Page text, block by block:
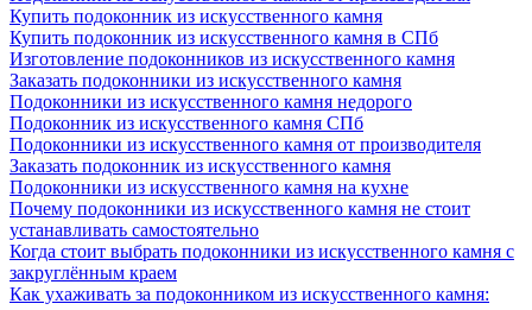
Купить подоконник из искусственного камня
Купить подоконник из искусственного камня в СПб
Изготовление подоконников из искусственного камня
Заказать подоконники из искусственного камня
Подоконники из искусственного камня недорого
Подоконник из искусственного камня СПб
Подоконники из искусственного камня от производителя
Заказать подоконник из искусственного камня
Подоконники из искусственного камня на кухне
Почему подоконники из искусственного камня не стоит
устанавливать самостоятельно
Когда стоит выбрать подоконники из искусственного камня с
закруглённым краем
Как ухаживать за подоконником из искусственного камня: